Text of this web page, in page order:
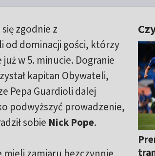
zgodnie z
od dominacji gości, którzy
w 5. minucie. Dogranie
kapitan Obywateli,
Pepa Guardioli dalej
podwyższyć prowadzenie,
sobie Nick Pope.
mieli zamiaru bezczynnie